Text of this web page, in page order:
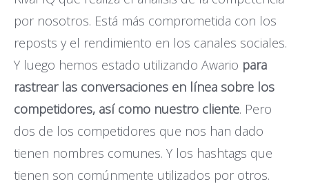
por nosotros. Está más comprometida con los
reposts y el rendimiento en los canales sociales.
Y luego hemos estado utilizando Awario para
rastrear las conversaciones en línea sobre los
competidores, así como nuestro cliente. Pero
dos de los competidores que nos han dado
tienen nombres comunes. Y los hashtags que
tienen son comúnmente utilizados por otros.